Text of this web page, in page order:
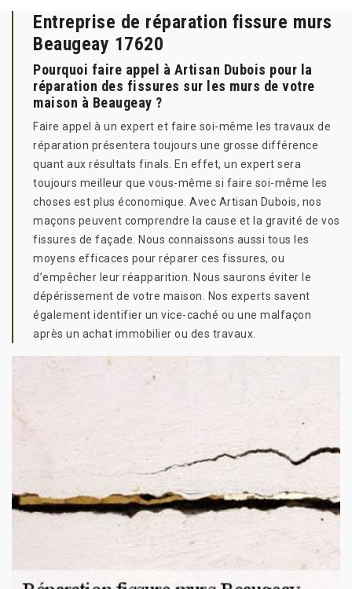
Entreprise de réparation fissure murs
Beaugeay 17620
Pourquoi faire appel à Artisan Dubois pour la
réparation des fissures sur les murs de votre
maison à Beaugeay ?
Faire appel à un expert et faire soi-même les travaux de
réparation présentera toujours une grosse différence
quant aux résultats finals. En effet, un expert sera
toujours meilleur que vous-même si faire soi-même les
choses est plus économique. Avec Artisan Dubois, nos
maçons peuvent comprendre la cause et la gravité de vos
fissures de façade. Nous connaissons aussi tous les
moyens efficaces pour réparer ces fissures, ou
d’empêcher leur réapparition. Nous saurons éviter le
dépérissement de votre maison. Nos experts savent
également identifier un vice-caché ou une malfaçon
après un achat immobilier ou des travaux.